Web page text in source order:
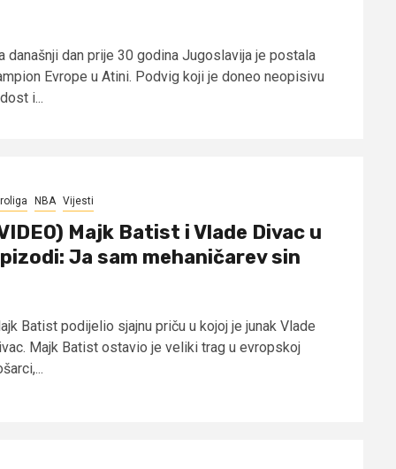
današnji dan prije 30 godina Jugoslavija je postala
Evrope u Atini. Podvig koji je doneo neopisivu
i...
NBA Vijesti
Majk Batist i Vlade Divac u
Ja sam mehaničarev sin
Batist podijelio sjajnu priču u kojoj je junak Vlade
Majk Batist ostavio je veliki trag u evropskoj